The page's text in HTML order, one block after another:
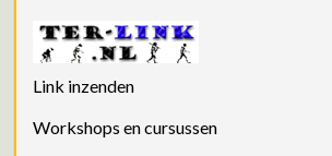
Link inzenden
Workshops en cursussen